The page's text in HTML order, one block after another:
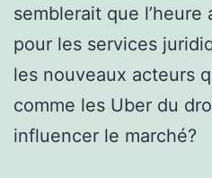
semblerait que l’heure
pour les services
les nouveaux acteurs
comme les Uber du
influencer le marché?